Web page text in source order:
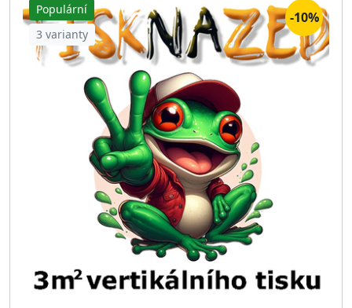
Populární
3 varianty
-10%